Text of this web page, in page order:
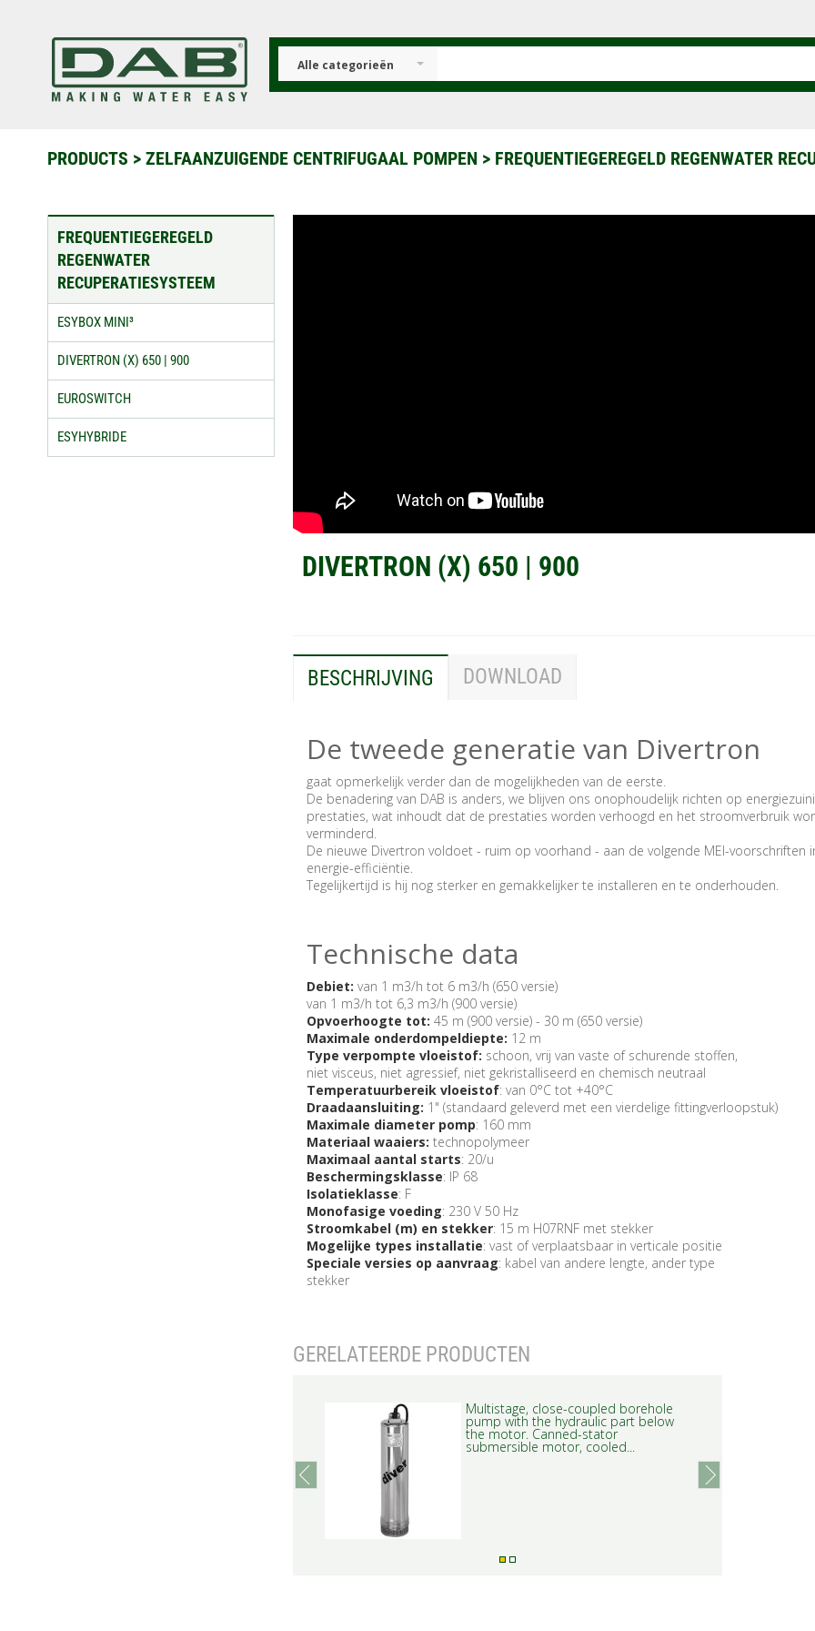
Alle categorieën
PRODUCTS > ZELFAANZUIGENDE CENTRIFUGAAL POMPEN > FREQUENTIEGEREGELD REGENWATER
FREQUENTIEGEREGELD
REGENWATER
RECUPERATIESYSTEEM
ESYBOX MINI³
DIVERTRON (X) 650 | 900
EUROSWITCH
ESYHYBRIDE
DIVERTRON (X) 650 | 900
BESCHRIJVING DOWNLOAD
De tweede generatie van Divertron
gaat opmerkelijk verder dan de mogelijkheden van de eerste.
De benadering van DAB is anders, we blijven ons onophoudelijk richten op
prestaties, wat inhoudt dat de prestaties worden verhoogd en het stroomverbruik
verminderd.
De nieuwe Divertron voldoet - ruim op voorhand - aan de volgende MEI-voorschriften
energie-efficiëntie.
Tegelijkertijd is hij nog sterker en gemakkelijker te installeren en te onderhouden.
Technische data
Debiet: van 1 m3/h tot 6 m3/h (650 versie)
van 1 m3/h tot 6,3 m3/h (900 versie)
Opvoerhoogte tot: 45 m (900 versie) - 30 m (650 versie)
Maximale onderdompeldiepte: 12 m
Type verpompte vloeistof: schoon, vrij van vaste of schurende stoffen,
niet visceus, niet agressief, niet gekristalliseerd en chemisch neutraal
Temperatuurbereik vloeistof: van 0°C tot +40°C
Draadaansluiting: 1" (standaard geleverd met een vierdelige fittingverloopstuk)
Maximale diameter pomp: 160 mm
Materiaal waaiers: technopolymeer
Maximaal aantal starts: 20/u
Beschermingsklasse: IP 68
Isolatieklasse: F
Monofasige voeding: 230 V 50 Hz
Stroomkabel (m) en stekker: 15 m H07RNF met stekker
Mogelijke types installatie: vast of verplaatsbaar in verticale positie
Speciale versies op aanvraag: kabel van andere lengte, ander type
stekker
GERELATEERDE PRODUCTEN
Multistage, close-coupled borehole
pump with the hydraulic part below
the motor. Canned-stator
submersible motor, cooled...
prev next